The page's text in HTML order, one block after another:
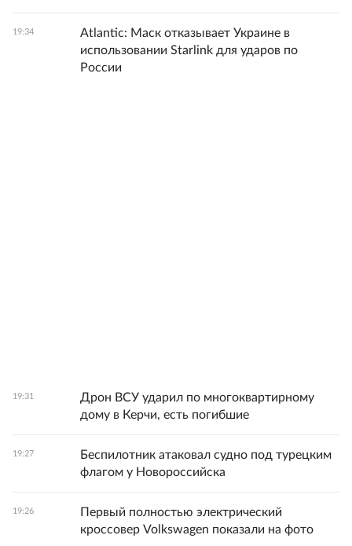
19:34
Atlantic: Маск отказывает Украине в
использовании Starlink для ударов по
России
19:31
Дрон ВСУ ударил по многоквартирному
дому в Керчи, есть погибшие
19:27
Беспилотник атаковал судно под турецким
флагом у Новороссийска
19:26
Первый полностью электрический
кроссовер Volkswagen показали на фото